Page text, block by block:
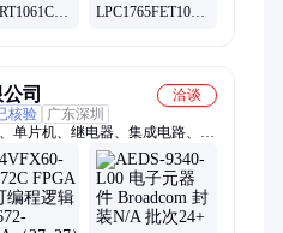
LPC1765FET100,551
司
洽谈
核验
广东深圳
单片机、继电器、集成电路、芯